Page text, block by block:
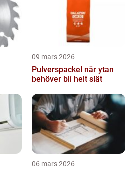
09 mars 2026
Pulverspackel när ytan
behöver bli helt slät
06 mars 2026